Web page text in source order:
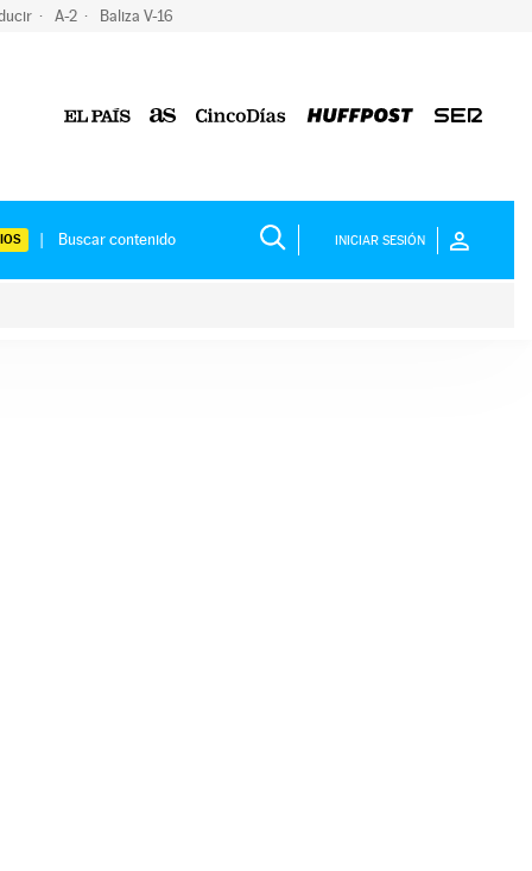
A-2 Baliza V-16
INICIAR SESIÓN